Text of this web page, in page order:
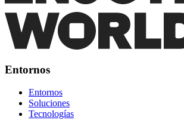
Entornos
Entornos
Soluciones
Tecnologías